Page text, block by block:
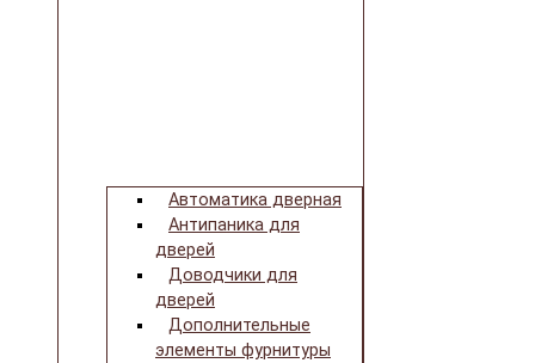
Автоматика дверная
Антипаника для
дверей
Доводчики для
дверей
Дополнительные
элементы фурнитуры